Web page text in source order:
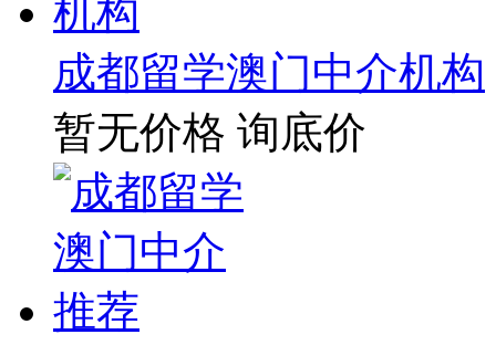
成都留学澳门中介机构
暂无价格 询底价